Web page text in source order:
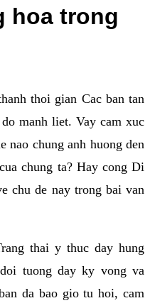
hoa trong
thoi gian Cac ban tan
manh liet. Vay cam xuc
nao chung anh huong den
chung ta? Hay cong Di
chu de nay trong bai van
thai y thuc day hung
tuong day ky vong va
da bao gio tu hoi, cam